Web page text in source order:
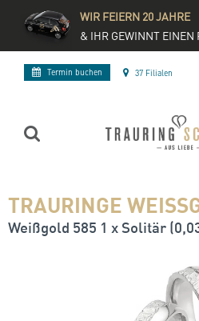
WIR FEIERN 20 JAHRE
& IHR GEWINNT EINEN
Termin buchen 37 Filialen
TRAURINGE
Weißgold 585 1 x Solitär